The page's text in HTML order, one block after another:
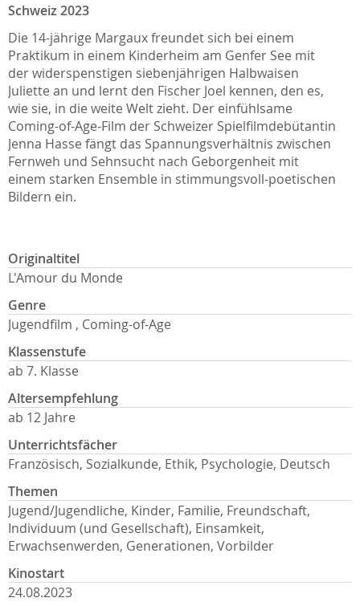
Schweiz 2023
Die 14-jährige Margaux freundet sich bei einem
Praktikum in einem Kinderheim am Genfer See mit
der widerspenstigen siebenjährigen Halbwaisen
Juliette an und lernt den Fischer Joel kennen, den es,
wie sie, in die weite Welt zieht. Der einfühlsame
Coming-of-Age-Film der Schweizer Spielfilmdebütantin
Jenna Hasse fängt das Spannungsverhältnis zwischen
Fernweh und Sehnsucht nach Geborgenheit mit
einem starken Ensemble in stimmungsvoll-poetischen
Bildern ein.
Originaltitel
L'Amour du Monde
Genre
Jugendfilm , Coming-of-Age
Klassenstufe
ab 7. Klasse
Altersempfehlung
ab 12 Jahre
Unterrichtsfächer
Französisch, Sozialkunde, Ethik, Psychologie, Deutsch
Themen
Jugend/Jugendliche, Kinder, Familie, Freundschaft,
Individuum (und Gesellschaft), Einsamkeit,
Erwachsenwerden, Generationen, Vorbilder
Kinostart
24.08.2023